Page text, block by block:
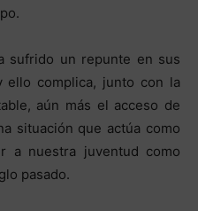
sufrido un repunte en sus
complica, junto con la
aún más el acceso de
situación que actúa como
a nuestra juventud como
pasado.